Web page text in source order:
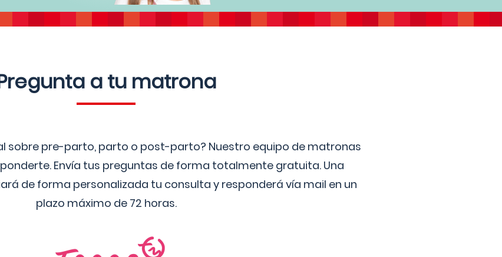
a tu matrona
sobre pre-parto, parto o post-parto? Nuestro equipo de matronas
Envía tus preguntas de forma totalmente gratuita. Una
de forma personalizada tu consulta y responderá vía mail en un
plazo máximo de 72 horas.